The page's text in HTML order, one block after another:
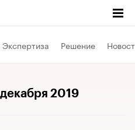
Экспертиза Решение
2019